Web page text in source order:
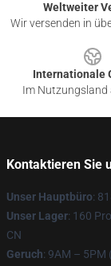
Weltweiter
Wir versenden in
Internationale
Im Nutzungsland
Kontaktieren Sie
Unser Hauptbüro:
Unser Lager: 160
CN
Geruch: 9AM – 5PM